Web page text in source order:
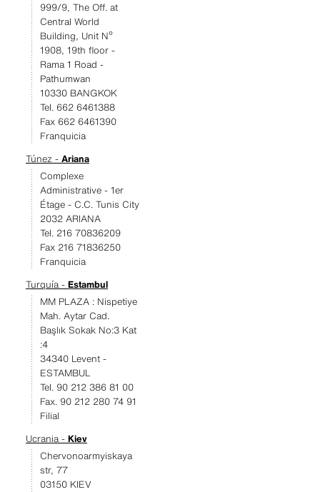
999/9, The Off. at
Central World
Building, Unit Nº
1908, 19th floor -
Rama 1 Road -
Pathumwan
10330 BANGKOK
Tel. 662 6461388
Fax 662 6461390
Franquicia
Túnez - Ariana
Complexe
Administrative - 1er
Étage - C.C. Tunis City
2032 ARIANA
Tel. 216 70836209
Fax 216 71836250
Franquicia
Turquía - Estambul
MM PLAZA : Nispetiye
Mah. Aytar Cad.
Başlık Sokak No:3 Kat
:4
34340 Levent -
ESTAMBUL
Tel. 90 212 386 81 00
Fax. 90 212 280 74 91
Filial
Ucrania - Kiev
Chervonoarmyiskaya
str, 77
03150 KIEV